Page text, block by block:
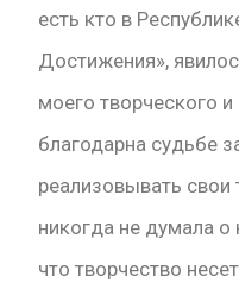
есть кто в
Достижения»,
моего творческого
благодарна судьбе
реализовывать
никогда не думала о
что творчество